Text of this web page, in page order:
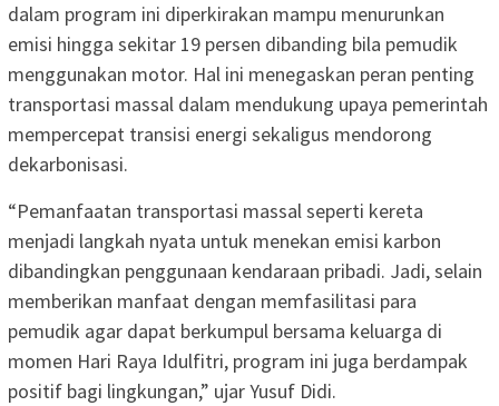
dalam program ini diperkirakan mampu menurunkan
emisi hingga sekitar 19 persen dibanding bila pemudik
menggunakan motor. Hal ini menegaskan peran penting
transportasi massal dalam mendukung upaya pemerintah
mempercepat transisi energi sekaligus mendorong
dekarbonisasi.
“Pemanfaatan transportasi massal seperti kereta
menjadi langkah nyata untuk menekan emisi karbon
dibandingkan penggunaan kendaraan pribadi. Jadi, selain
memberikan manfaat dengan memfasilitasi para
pemudik agar dapat berkumpul bersama keluarga di
momen Hari Raya Idulfitri, program ini juga berdampak
positif bagi lingkungan,” ujar Yusuf Didi.